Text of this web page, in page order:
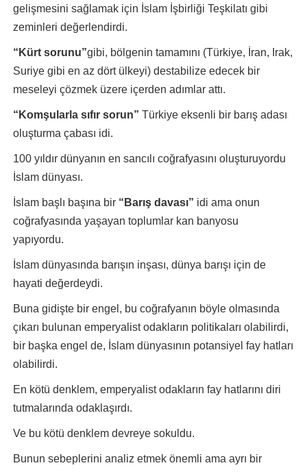
gelişmesini sağlamak için İslam İşbirliği Teşkilatı gibi
zeminleri değerlendirdi.
“Kürt sorunu”gibi, bölgenin tamamını (Türkiye, İran, Irak,
Suriye gibi en az dört ülkeyi) destabilize edecek bir
meseleyi çözmek üzere içerden adımlar attı.
“Komşularla sıfır sorun” Türkiye eksenli bir barış adası
oluşturma çabası idi.
100 yıldır dünyanın en sancılı coğrafyasını oluşturuyordu
İslam dünyası.
İslam başlı başına bir “Barış davası” idi ama onun
coğrafyasında yaşayan toplumlar kan banyosu
yapıyordu.
İslam dünyasında barışın inşası, dünya barışı için de
hayati değerdeydi.
Buna gidişte bir engel, bu coğrafyanın böyle olmasında
çıkarı bulunan emperyalist odakların politikaları olabilirdi,
bir başka engel de, İslam dünyasının potansiyel fay hatları
olabilirdi.
En kötü denklem, emperyalist odakların fay hatlarını diri
tutmalarında odaklaşırdı.
Ve bu kötü denklem devreye sokuldu.
Bunun sebeplerini analiz etmek önemli ama ayrı bir